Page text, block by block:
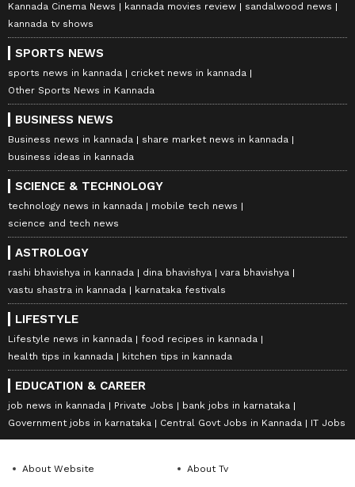
Kannada Cinema News kannada movies review
sandalwood news
kannada tv shows
SPORTS NEWS
sports news in kannada
cricket news in kannada
Other Sports News in Kannada
BUSINESS NEWS
Business news in kannada
share market news in kannada
business ideas in kannada
SCIENCE & TECHNOLOGY
technology news in kannada
mobile tech news
science and tech news
ASTROLOGY
rashi bhavishya in kannada dina bhavishya
vara bhavishya
vastu shastra in kannada
karnataka festivals
LIFESTYLE
Lifestyle news in kannada
food recipes in kannada
health tips in kannada
kitchen tips in kannada
EDUCATION & CAREER
job news in kannada Private Jobs
bank jobs in karnataka
Government jobs in karnataka
Central Govt Jobs in Kannada IT Jobs
About Website
About Tv